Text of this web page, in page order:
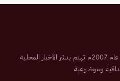
صحيفة إلكترونية سعودية تم تأسيسها عام 2007م تهتم بنشر الأخبار المحلية
وموضوعية